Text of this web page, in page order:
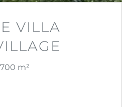
VILLA
700 m²